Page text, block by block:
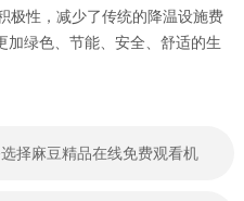
极性，减少了传统的降温设施费
色、节能、安全、舒适的生
择麻豆精品在线免费观看机